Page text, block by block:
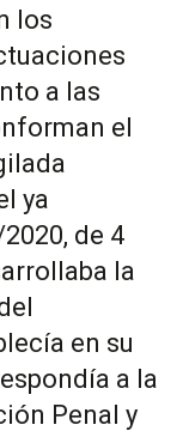
los
a las
el
ya
de 4
la
en su
a la
Penal y